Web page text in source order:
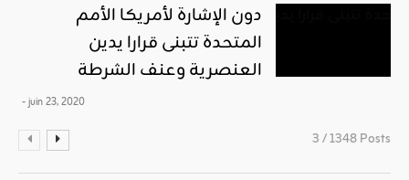
دون الإشارة لأمريكا الأمم
المتحدة تتبنى قرارا يدين
العنصرية وعنف الشرطة
- juin 23, 2020
3 / 1348 Posts